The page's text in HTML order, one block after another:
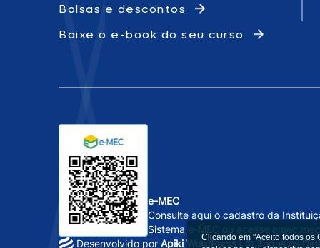
Bolsas e descontos
Baixe o e-book do seu curso
e-MEC
Consulte aqui o cadastro da
Sistema e-MEC ou acesse
Desenvolvido por Apiki WordPress I © Todos os
Clicando em "Aceito todos os